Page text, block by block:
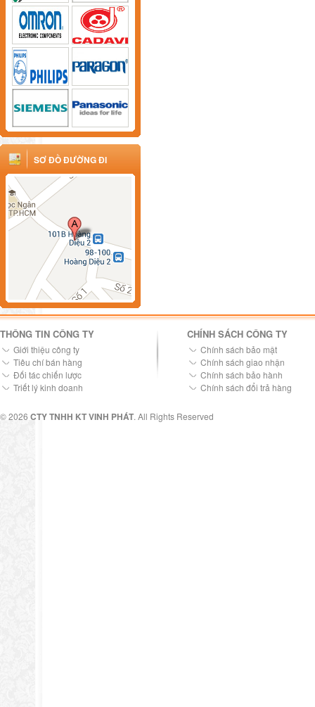
SƠ ĐỒ ĐƯỜNG ĐI
THÔNG TIN CÔNG TY
Giới thiệu công ty
Tiêu chí bán hàng
Đối tác chiến lược
Triết lý kinh doanh
CHÍNH SÁCH CÔNG TY
Chính sách bảo mật
Chính sách giao nhận
Chính sách bảo hành
Chính sách đổi trả hàng
© 2026 CTY TNHH KT VINH PHÁT. All Rights Reserved